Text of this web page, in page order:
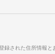
録された住所情報